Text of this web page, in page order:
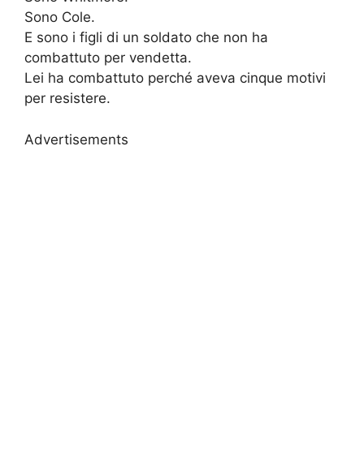
Sono Cole.
E sono i figli di un soldato che non ha
combattuto per vendetta.
Lei ha combattuto perché aveva cinque motivi
per resistere.
Advertisements